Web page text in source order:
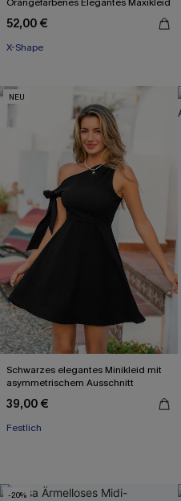
52,00 €
X-Shape
NEU
Schwarzes elegantes Minikleid mit
asymmetrischem Ausschnitt
39,00 €
Festlich
-20%